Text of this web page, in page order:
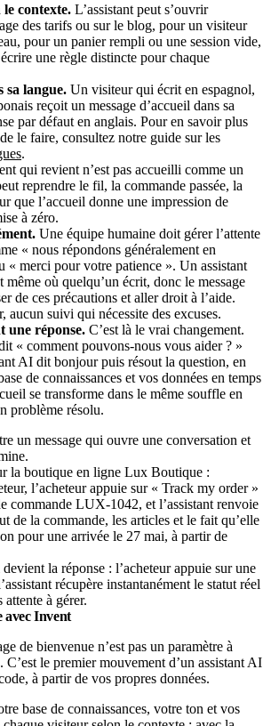
contexte. L’assistant peut s’ouvrir
des tarifs ou sur le blog, pour un visiteur
pour un panier rempli ou une session vide,
une règle distincte pour chaque
sa langue. Un visiteur qui écrit en espagnol,
reçoit un message d’accueil dans sa
par défaut en anglais. Pour en savoir plus
le faire, consultez notre guide sur les
.
qui revient n’est pas accueilli comme un
reprendre le fil, la commande passée, la
que l’accueil donne une impression de
à zéro.
Une équipe humaine doit gérer l’attente
« nous répondons généralement en
« merci pour votre patience ». Un assistant
où quelqu’un écrit, donc le message
de ces précautions et aller droit à l’aide.
aucun suivi qui nécessite des excuses.
une réponse. C’est là le vrai changement.
« comment pouvons-nous vous aider ? »
AI dit bonjour puis résout la question, en
de connaissances et vos données en temps
se transforme dans le même souffle en
problème résolu.
un message qui ouvre une conversation et
la réponse : l’acheteur appuie sur une
récupère instantanément le statut réel
attente à gérer.
avec Invent
de bienvenue n’est pas un paramètre à
le premier mouvement d’un assistant AI
à partir de vos propres données.
base de connaissances, votre ton et vos